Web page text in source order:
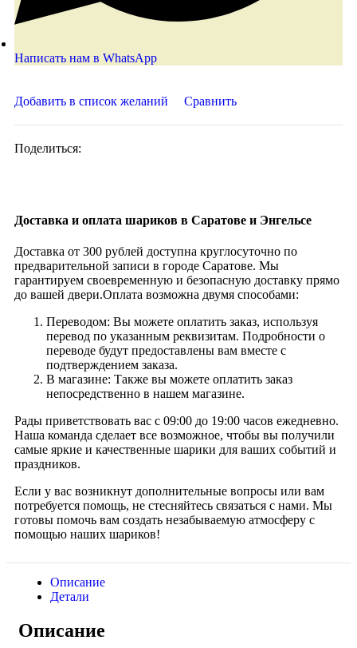
Написать нам в WhatsApp
Добавить в список желаний Сравнить
Поделиться:
Доставка и оплата шариков в Саратове и Энгельсе
Доставка от 300 рублей доступна круглосуточно по
предварительной записи в городе Саратове. Мы
гарантируем своевременную и безопасную доставку прямо
до вашей двери.Оплата возможна двумя способами:
Переводом: Вы можете оплатить заказ, используя
перевод по указанным реквизитам. Подробности о
переводе будут предоставлены вам вместе с
подтверждением заказа.
В магазине: Также вы можете оплатить заказ
непосредственно в нашем магазине.
Рады приветствовать вас с 09:00 до 19:00 часов ежедневно.
Наша команда сделает все возможное, чтобы вы получили
самые яркие и качественные шарики для ваших событий и
праздников.
Если у вас возникнут дополнительные вопросы или вам
потребуется помощь, не стесняйтесь связаться с нами. Мы
готовы помочь вам создать незабываемую атмосферу с
помощью наших шариков!
Описание
Детали
Описание